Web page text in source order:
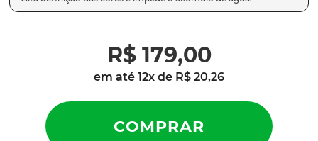
R$ 179,00
em até 12x de R$ 20,26